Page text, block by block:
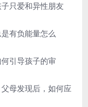
只爱和异性朋友
有负能量怎么
引导孩子的审
母发现后，如何应